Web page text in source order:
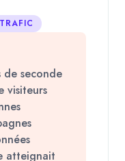
de seconde
visiteurs
atteignait